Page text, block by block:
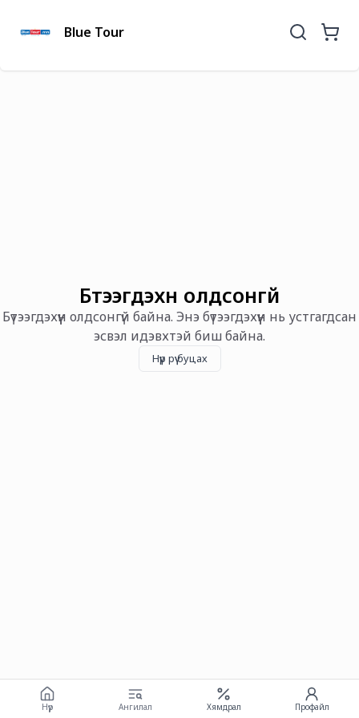
Blue Tour
Бүтээгдэхүүн олдсонгүй
Бүтээгдэхүүн олдсонгүй байна. Энэ бүтээгдэхүүн нь устгагдсан
эсвэл идэвхтэй биш байна.
Нүүр рүү буцах
Нүүр Ангилал Хямдрал Профайл